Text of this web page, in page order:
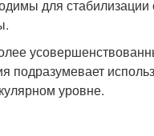
для
подразумевает
уровне.